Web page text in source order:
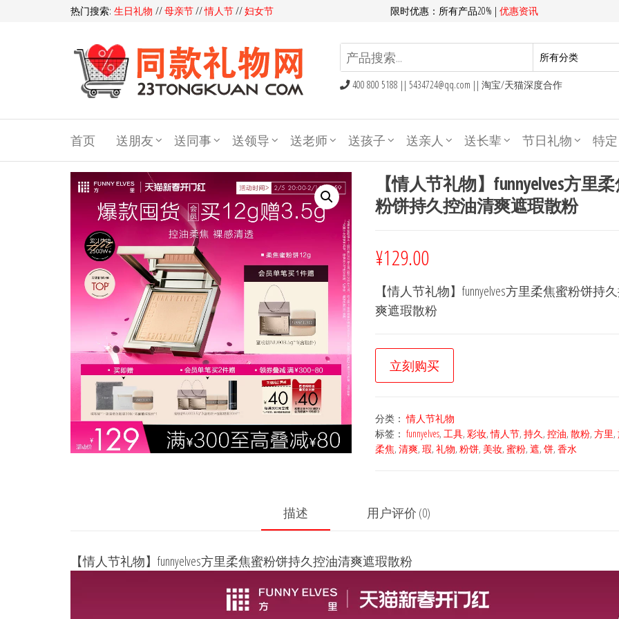
热门搜索: 生日礼物 //母亲节//情人节//妇女节 限时优惠：所有产品20% | 优惠资讯
款
礼
物
礼
品
网
400 800 5188 || 5434724@qq.com || 淘宝/天猫深度合作
首页 送朋友 送同事 送领导 送老师 送孩子 送亲人 送长辈 节日礼物 特
【情人节礼物】funnyelves方里
粉饼持久控油清爽遮瑕散粉
¥129.00
【情人节礼物】funnyelves方里柔焦蜜粉饼持
爽遮瑕散粉
立刻购买
分类：情人节礼物
标签： funnyelves, 工具, 彩妆,情人节, 持久, 控油, 散粉, 方里,
柔焦, 清爽, 瑕, 礼物, 粉饼, 美妆, 蜜粉, 遮, 饼, 香水
描述 用户评价 (0)
【情人节礼物】funnyelves方里柔焦蜜粉饼持久控油清爽遮瑕散粉